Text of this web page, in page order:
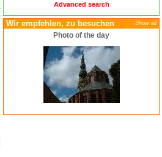
Advanced search
Wir empfehlen, zu besuchen Show all
Photo of the day